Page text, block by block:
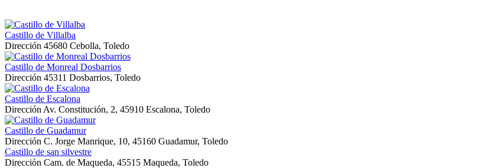
Castillo de Villalba
Dirección 45680 Cebolla, Toledo
Castillo de Monreal Dosbarrios
Dirección 45311 Dosbarrios, Toledo
Castillo de Escalona
Dirección Av. Constitución, 2, 45910 Escalona, Toledo
Castillo de Guadamur
Dirección C. Jorge Manrique, 10, 45160 Guadamur, Toledo
Castillo de san silvestre
Dirección Cam. de Maqueda, 45515 Maqueda, Toledo